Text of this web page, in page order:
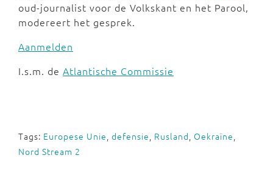
oud-journalist voor de Volkskant en het Parool,
modereert het gesprek.
Aanmelden
I.s.m. de Atlantische Commissie
Tags: Europese Unie, defensie, Rusland, Oekraïne,
Nord Stream 2